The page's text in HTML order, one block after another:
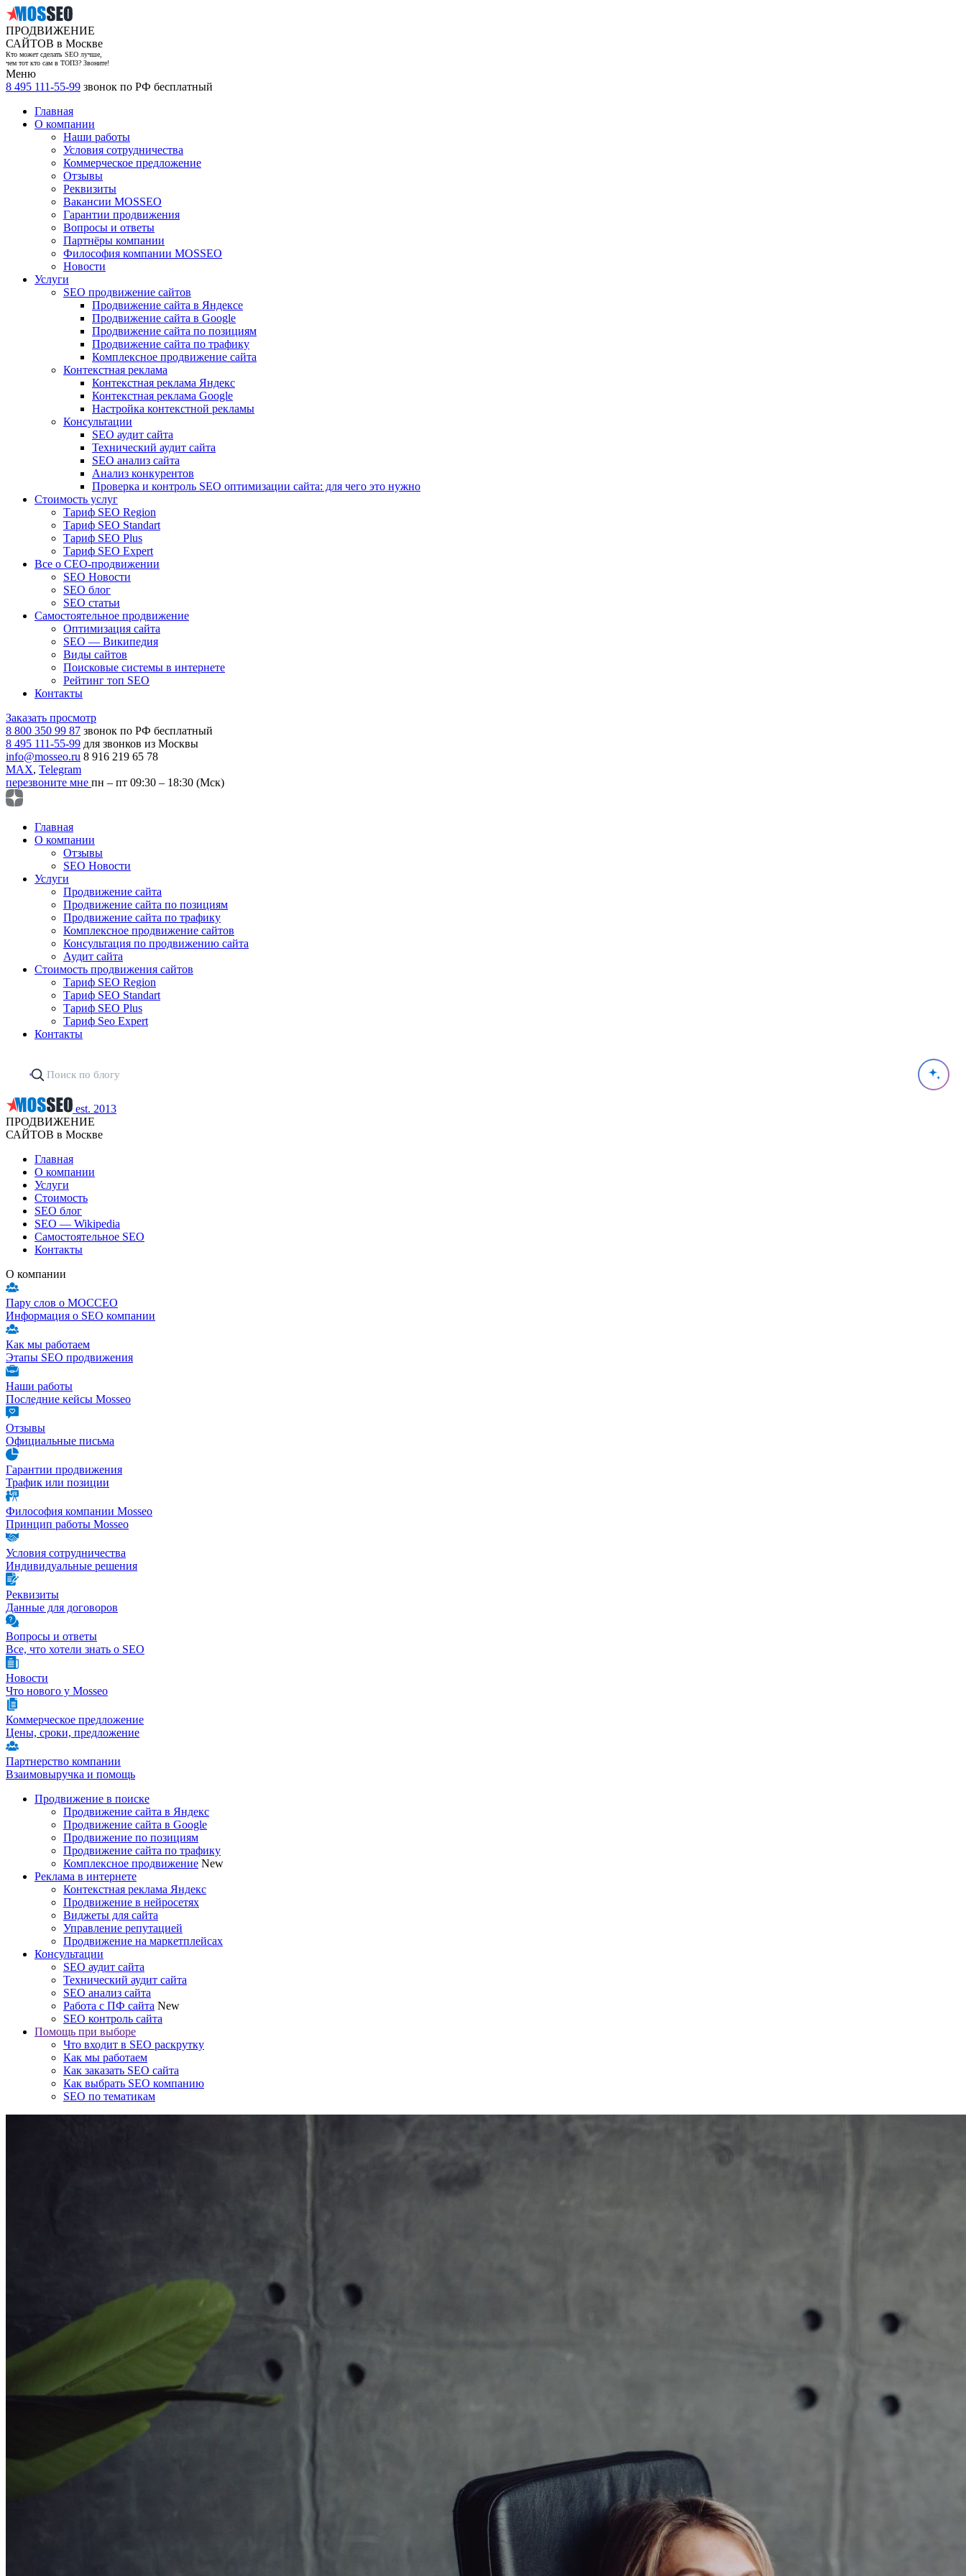
ПРОДВИЖЕНИЕ
САЙТОВ в Москве
Кто может сделать SEO лучше,
чем тот кто сам в ТОП3? Звоните!
Меню
8 495 111-55-99 звонок по РФ бесплатный
Главная
О компании
Наши работы
Условия сотрудничества
Коммерческое предложение
Отзывы
Реквизиты
Вакансии MOSSEO
Гарантии продвижения
Вопросы и ответы
Партнёры компании
Философия компании MOSSEO
Новости
Услуги
SEO продвижение сайтов
Продвижение сайта в Яндексе
Продвижение сайта в Google
Продвижение сайта по позициям
Продвижение сайта по трафику
Комплексное продвижение сайта
Контекстная реклама
Контекстная реклама Яндекс
Контекстная реклама Google
Настройка контекстной рекламы
Консультации
SEO аудит сайта
Технический аудит сайта
SEO анализ сайта
Анализ конкурентов
Проверка и контроль SEO оптимизации сайта: для чего это нужно
Стоимость услуг
Тариф SEO Region
Тариф SEO Standart
Тариф SEO Plus
Тариф SEO Expert
Все о СЕО-продвижении
SEO Новости
SEO блог
SEO статьи
Самостоятельное продвижение
Оптимизация сайта
SEO — Википедия
Виды сайтов
Поисковые системы в интернете
Рейтинг топ SEO
Контакты
Заказать просмотр
8 800 350 99 87 звонок по РФ бесплатный
8 495 111-55-99 для звонков из Москвы
info@mosseo.ru 8 916 219 65 78
MAX, Telegram
перезвоните мне пн – пт 09:30 – 18:30 (Мск)
Главная
О компании
Отзывы
SEO Новости
Услуги
Продвижение сайта
Продвижение сайта по позициям
Продвижение сайта по трафику
Комплексное продвижение сайтов
Консультация по продвижению сайта
Аудит сайта
Стоимость продвижения сайтов
Тариф SEO Region
Тариф SEO Standart
Тариф SEO Plus
Тариф Seo Expert
Контакты
est. 2013
ПРОДВИЖЕНИЕ
САЙТОВ в Москве
Главная
О компании
Услуги
Стоимость
SEO блог
SEO — Wikipedia
Самостоятельное SEO
Контакты
О компании
Пару слов о МОССЕО
Информация о SEO компании
Как мы работаем
Этапы SEO продвижения
Наши работы
Последние кейсы Mosseo
Отзывы
Официальные письма
Гарантии продвижения
Трафик или позиции
Философия компании Mosseo
Принцип работы Mosseo
Условия сотрудничества
Индивидуальные решения
Реквизиты
Данные для договоров
Вопросы и ответы
Все, что хотели знать о SEO
Новости
Что нового у Mosseo
Коммерческое предложение
Цены, сроки, предложение
Партнерство компании
Взаимовыручка и помощь
Продвижение в поиске
Продвижение сайта в Яндекс
Продвижение сайта в Google
Продвижение по позициям
Продвижение сайта по трафику
Комплексное продвижение New
Реклама в интернете
Контекстная реклама Яндекс
Продвижение в нейросетях
Виджеты для сайта
Управление репутацией
Продвижение на маркетплейсах
Консультации
SEO аудит сайта
Технический аудит сайта
SEO анализ сайта
Работа с ПФ сайта New
SEO контроль сайта
Помощь при выборе
Что входит в SEO раскрутку
Как мы работаем
Как заказать SEO сайта
Как выбрать SEO компанию
SEO по тематикам